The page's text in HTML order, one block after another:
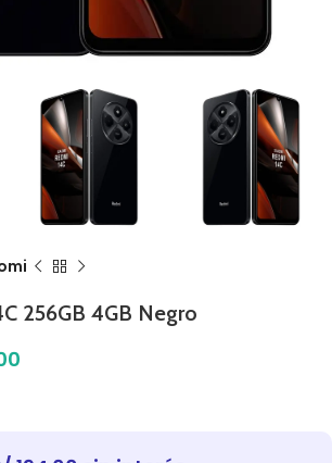
256GB 4GB Negro